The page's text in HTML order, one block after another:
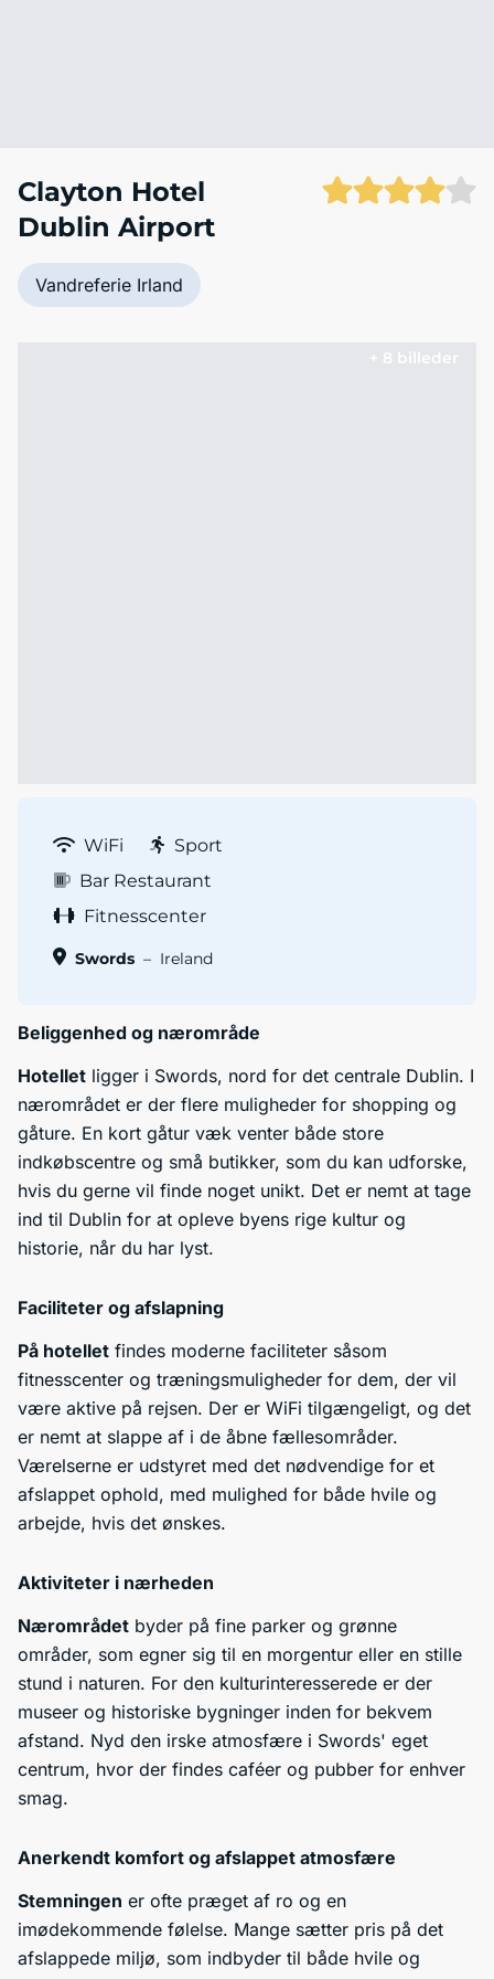
Clayton Hotel
Dublin Airport
Vandreferie Irland
+ 8 billeder
WiFi
Sport
Bar Restaurant
Fitnesscenter
Swords – Ireland
Beliggenhed og nærområde
Hotellet ligger i Swords, nord for det centrale Dublin. I
nærområdet er der flere muligheder for shopping og
gåture. En kort gåtur væk venter både store
indkøbscentre og små butikker, som du kan udforske,
hvis du gerne vil finde noget unikt. Det er nemt at tage
ind til Dublin for at opleve byens rige kultur og
historie, når du har lyst.
Faciliteter og afslapning
På hotellet findes moderne faciliteter såsom
fitnesscenter og træningsmuligheder for dem, der vil
være aktive på rejsen. Der er WiFi tilgængeligt, og det
er nemt at slappe af i de åbne fællesområder.
Værelserne er udstyret med det nødvendige for et
afslappet ophold, med mulighed for både hvile og
arbejde, hvis det ønskes.
Aktiviteter i nærheden
Nærområdet byder på fine parker og grønne
områder, som egner sig til en morgentur eller en stille
stund i naturen. For den kulturinteresserede er der
museer og historiske bygninger inden for bekvem
afstand. Nyd den irske atmosfære i Swords' eget
centrum, hvor der findes caféer og pubber for enhver
smag.
Anerkendt komfort og afslappet atmosfære
Stemningen er ofte præget af ro og en
imødekommende følelse. Mange sætter pris på det
afslappede miljø, som indbyder til både hvile og